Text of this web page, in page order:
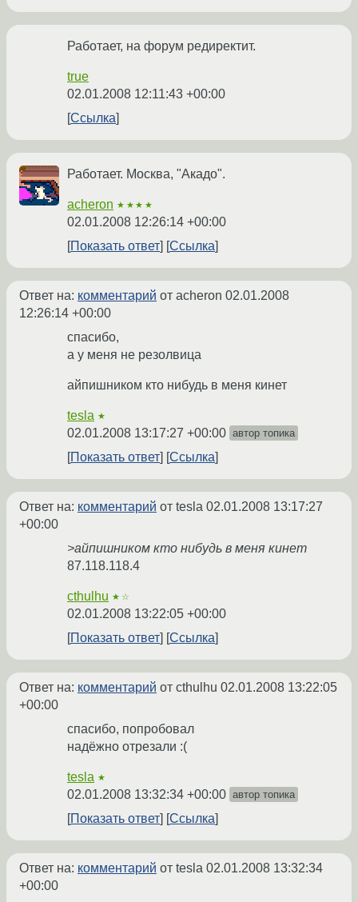
Работает, на форум редиректит.
true
02.01.2008 12:11:43 +00:00
Ссылка
Работает. Москва, "Акадо".
acheron ★★★★
02.01.2008 12:26:14 +00:00
Показать ответ
Ссылка
Ответ на: комментарий от acheron 02.01.2008
12:26:14 +00:00
спасибо,
а у меня не резолвица
айпишником кто нибудь в меня кинет
tesla ★
02.01.2008 13:17:27 +00:00 автор топика
Показать ответ Ссылка
Ответ на: комментарий от tesla 02.01.2008 13:17:27
+00:00
>айпишником кто нибудь в меня кинет
87.118.118.4
cthulhu ★☆
02.01.2008 13:22:05 +00:00
Показать ответ
Ссылка
Ответ на: комментарий от cthulhu 02.01.2008 13:22:05
+00:00
спасибо, попробовал
надёжно отрезали :(
tesla ★
02.01.2008 13:32:34 +00:00 автор топика
Показать ответ Ссылка
Ответ на: комментарий от tesla 02.01.2008 13:32:34
+00:00